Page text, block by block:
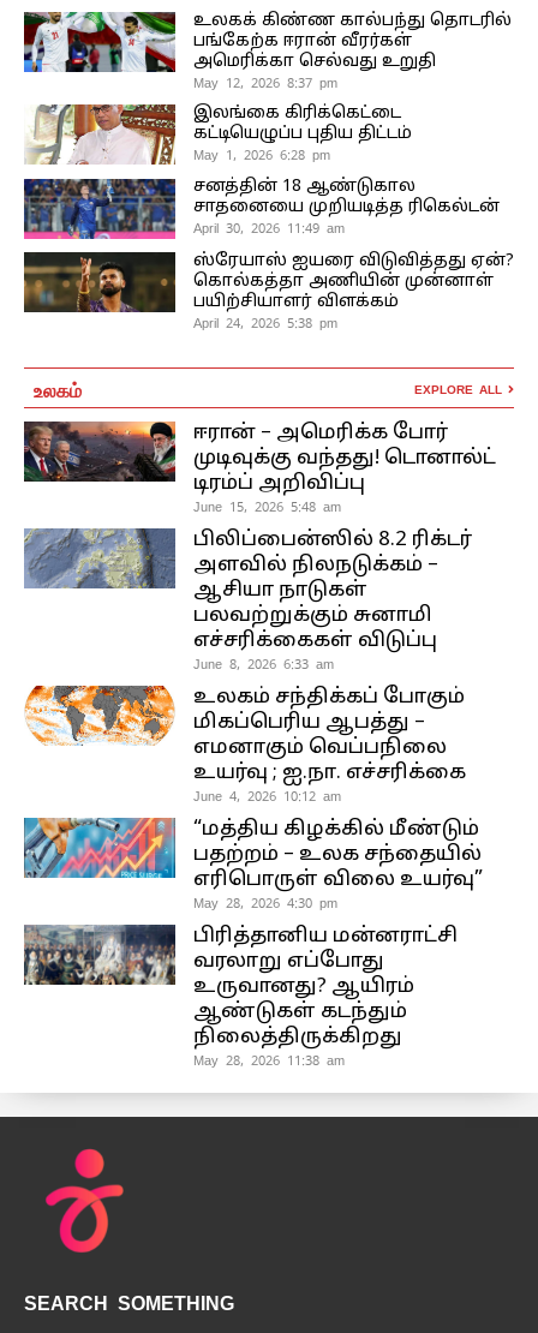
உலகக் கிண்ண கால்பந்து தொடரில்
பங்கேற்க ஈரான் வீரர்கள்
அமெரிக்கா செல்வது உறுதி
May 12, 2026 8:37 pm
இலங்கை கிரிக்கெட்டை
கட்டியெழுப்ப புதிய திட்டம்
May 1, 2026 6:28 pm
சனத்தின் 18 ஆண்டுகால
சாதனையை முறியடித்த ரிகெல்டன்
April 30, 2026 11:49 am
ஸ்ரேயாஸ் ஐயரை விடுவித்தது ஏன்?
கொல்கத்தா அணியின் முன்னாள்
பயிற்சியாளர் விளக்கம்
April 24, 2026 5:38 pm
உலகம் EXPLORE ALL
ஈரான் – அமெரிக்க போர்
முடிவுக்கு வந்தது! டொனால்ட்
டிரம்ப் அறிவிப்பு
June 15, 2026 5:48 am
பிலிப்பைன்ஸில் 8.2 ரிக்டர்
அளவில் நிலநடுக்கம் –
ஆசியா நாடுகள்
பலவற்றுக்கும் சுனாமி
எச்சரிக்கைகள் விடுப்பு
June 8, 2026 6:33 am
உலகம் சந்திக்கப் போகும்
மிகப்பெரிய ஆபத்து –
எமனாகும் வெப்பநிலை
உயர்வு ; ஐ.நா. எச்சரிக்கை
June 4, 2026 10:12 am
“மத்திய கிழக்கில் மீண்டும்
பதற்றம் – உலக சந்தையில்
எரிபொருள் விலை உயர்வு”
May 28, 2026 4:30 pm
பிரித்தானிய மன்னராட்சி
வரலாறு எப்போது
உருவானது? ஆயிரம்
ஆண்டுகள் கடந்தும்
நிலைத்திருக்கிறது
May 28, 2026 11:38 am
SEARCH SOMETHING